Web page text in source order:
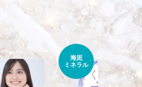
サラサラ